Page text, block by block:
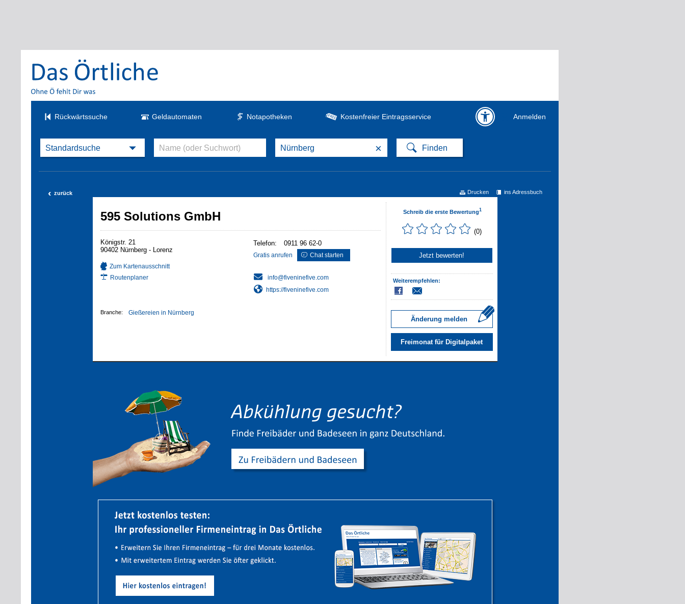
Rückwärtssuche Geldautomaten Notapotheken Kostenfreier Eintragsservice Anmelden
×
ins Adressbuch
Drucken
‹ zurück
595 Solutions GmbH
Königstr. 21
90402 Nürnberg - Lorenz
Zum Kartenausschnitt
Routenplaner
Telefon: 0911 96 62-0
Gratis anrufen Chat starten
https://fiveninefive.com
Branche: Gießereien in Nürnberg
Schreib die erste Bewertung1
(0)
Jetzt bewerten!
Weiterempfehlen:
Änderung melden
Freimonat für Digitalpaket